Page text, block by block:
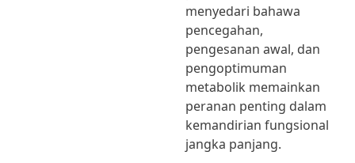
menyedari bahawa
pencegahan,
pengesanan awal, dan
pengoptimuman
metabolik memainkan
peranan penting dalam
kemandirian fungsional
jangka panjang.